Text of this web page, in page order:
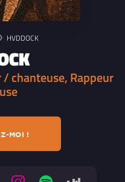
HVDDOCK
chanteuse, Rappeur
MOI !